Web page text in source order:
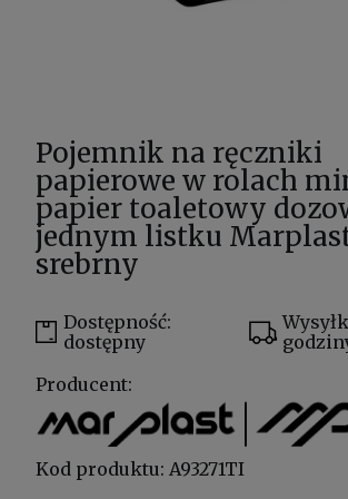
Pojemnik na ręczniki
papierowe w rolach
papier toaletowy
jednym listku
srebrny
Dostępność:
dostępny
Producent:
Kod produktu: A93271TI